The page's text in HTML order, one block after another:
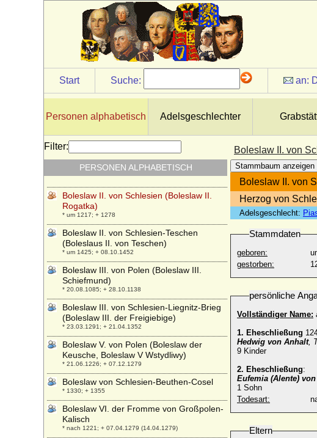
Start Suche: an:
Personen alphabetisch Adelsgeschlechter
Boleslaw II. von
Stammbaum anzeigen
Boleslaw II. von
Herzog von
Adelsgeschlecht:
Stammdaten
geboren:
gestorben:
persönliche
Vollständiger Name:
1. Eheschließung
Hedwig von Anhalt,
9 Kinder
2. Eheschließung:
Eufemia (Alente)
1 Sohn
Todesart:
Eltern
Filter:
PERSONEN ALPHABETISCH
Bohemund II. de Hauteville
* 1108; + 1130
Bohuslaw Chotek von Chotkova und
Wognin, Graf
* 04.07.1829; + 11.10.1896
Boleslaw I. der Lange von Niederschlesien
(Boleslaw I. Chrobry)
* 967; + 17.06.1025
Boleslaw I. von Schlesien-Teschen
* nach 1363; + 06.05.1431
Boleslaw II. der Kühne von Polen
* 1042; + 1081
Boleslaw II. von Schlesien (Boleslaw II.
Rogatka)
* um 1217; + 1278
Boleslaw II. von Schlesien-Teschen
(Boleslaus II. von Teschen)
* um 1425; + 08.10.1452
Boleslaw III. von Polen (Boleslaw III.
Schiefmund)
* 20.08.1085; + 28.10.1138
Boleslaw III. von Schlesien-Liegnitz-Brieg
(Boleslaw III. der Freigiebige)
* 23.03.1291; + 21.04.1352
Boleslaw V. von Polen (Boleslaw der
Keusche, Boleslaw V Wstydliwy)
* 21.06.1226; + 07.12.1279
Boleslaw von Schlesien-Beuthen-Cosel
* 1330; + 1355
Boleslaw VI. der Fromme von Großpolen-
Kalisch
* nach 1221; + 07.04.1279 (14.04.1279)